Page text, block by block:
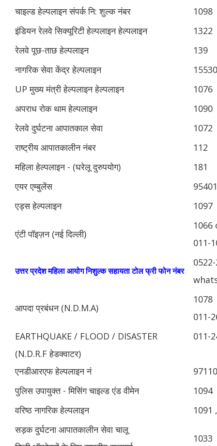
चाइल्ड हेल्पलाइन संपर्क नि: शुल्क नंबर
1098
इंडियन रेलवे सिक्यूरिटी हेल्पलाइन हेल्पलाइन
1322
रेलवे पूछ-ताछ हेल्पलाइन
139
नागरिक सेवा केंद्र हेल्पलाइन
UP मुख्य मंत्री हेल्पलाइन हेल्पलाइन
1076
अपराध रोक थाम हेल्पलाइन
1090
रेलवे दुर्घटना आपातकाल सेवा
1072
राष्ट्रीय आपातकालीन नंबर
112
महिला हेल्पलाइन - (घरेलू दुरुपयोग)
181
एयर एम्बुलेंस
एड्स हेल्पलाइन
1097
एंटी पॉइज़न (नई दिल्ली)
1066
011-
उत्तर प्रदेश महिला आयोग निशुल्क सहायता टोल फ्री फोन नंबर
आपदा प्रबंधन (N.D.M.A)
1078
011-
EARTHQUAKE / FLOOD / DISASTER
(N.D.R.F हेडक्वाटर)
एनडीआरएफ हेल्पलाइन नं
011-
पुलिस उपायुक्त - मिसिंग चाइल्ड एंड वीमेन
1094
वरिष्ठ नागरिक हेल्पलाइन
1091
सड़क दुर्घटना आपातकालीन सेवा चालू
1033